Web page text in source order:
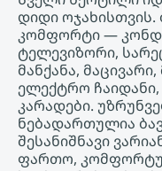
დიდი ოჯახისთვის.
კომფორტი —
ტელევიზორი,
მანქანა,
ელექტრო ჩაიდანი,
კარადები.
ნებადართულია
შესანიშნავი
ფართო,